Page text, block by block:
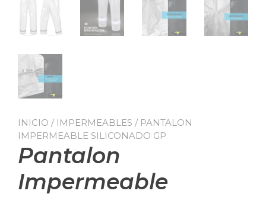
INICIO / IMPERMEABLES / PANTALON
IMPERMEABLE SILICONADO GP
Pantalon
Impermeable